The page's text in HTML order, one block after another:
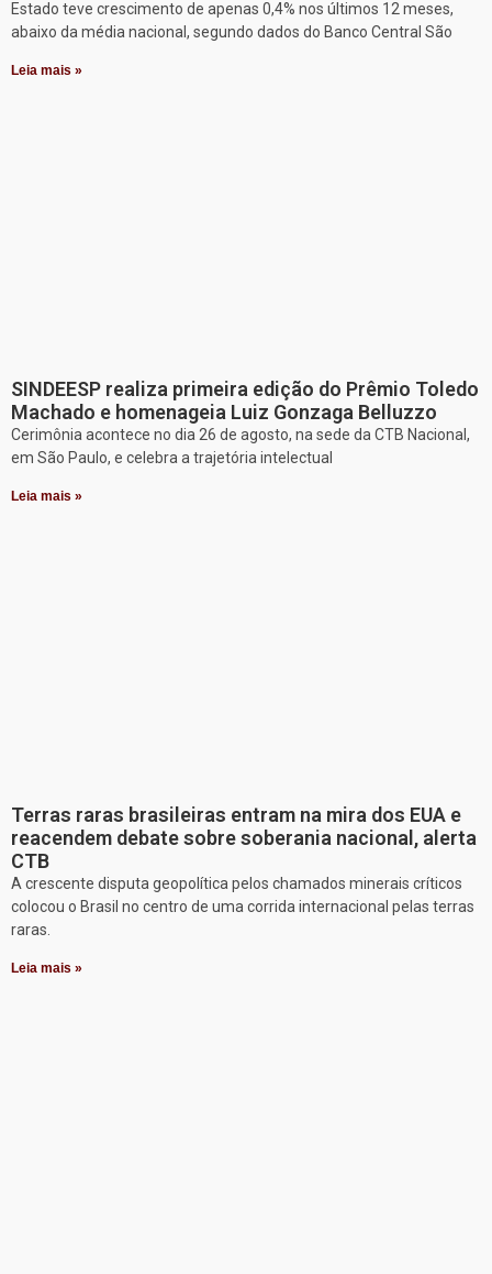
Estado teve crescimento de apenas 0,4% nos últimos 12 meses,
abaixo da média nacional, segundo dados do Banco Central São
Leia mais »
SINDEESP realiza primeira edição do Prêmio Toledo
Machado e homenageia Luiz Gonzaga Belluzzo
Cerimônia acontece no dia 26 de agosto, na sede da CTB Nacional,
em São Paulo, e celebra a trajetória intelectual
Leia mais »
Terras raras brasileiras entram na mira dos EUA e
reacendem debate sobre soberania nacional, alerta
CTB
A crescente disputa geopolítica pelos chamados minerais críticos
colocou o Brasil no centro de uma corrida internacional pelas terras
raras.
Leia mais »